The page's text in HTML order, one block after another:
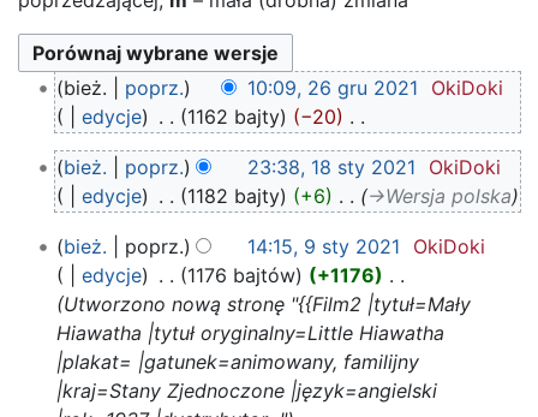
26
2021
bież. poprz. 10:09, 26 gru 2021
OkiDoki
edycje
1162 bajty −20
i
e
o
d
a
n
o
o
18
2021
bież. poprz. 23:38, 18 sty 2021
OkiDoki
edycje
1182 bajty +6 →‎Wersja polska
2021
bież. poprz. 14:15, 9 sty 2021
OkiDoki
edycje
1176 bajtów +1176
Utworzono nową stronę "{{Film2 |tytuł=Mały
Hiawatha |tytuł oryginalny=Little Hiawatha
|plakat= |gatunek=animowany, familijny
|kraj=Stany Zjednoczone |język=angielski